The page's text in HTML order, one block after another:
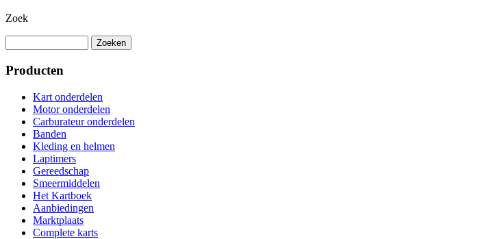
Zoek
Producten
Kart onderdelen
Motor onderdelen
Carburateur onderdelen
Banden
Kleding en helmen
Laptimers
Gereedschap
Smeermiddelen
Het Kartboek
Aanbiedingen
Marktplaats
Complete karts